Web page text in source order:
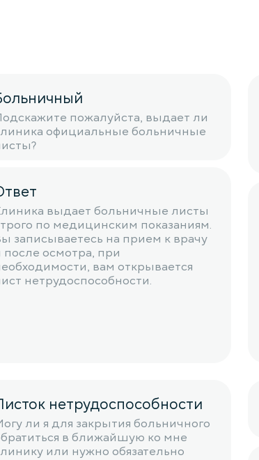
пожалуйста, выдает ли
официальные больничные
выдает больничные листы
по медицинским показаниям.
записываетесь на прием к врачу
после осмотра, при
вам открывается
нетрудоспособности.
нетрудоспособности
ли я для закрытия больничного
в ближайшую ко мне
или нужно обязательно